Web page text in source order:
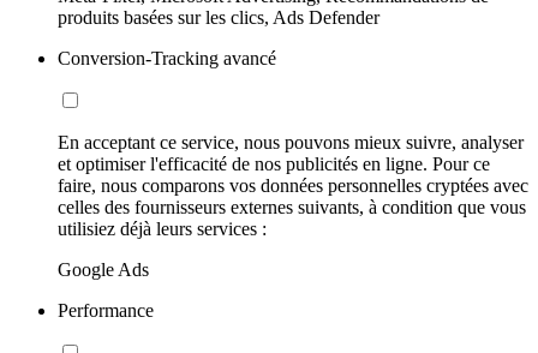
produits basées sur les clics, Ads Defender
Conversion-Tracking avancé
En acceptant ce service, nous pouvons mieux suivre, analyser
et optimiser l'efficacité de nos publicités en ligne. Pour ce
faire, nous comparons vos données personnelles cryptées avec
celles des fournisseurs externes suivants, à condition que vous
utilisiez déjà leurs services :
Google Ads
Performance